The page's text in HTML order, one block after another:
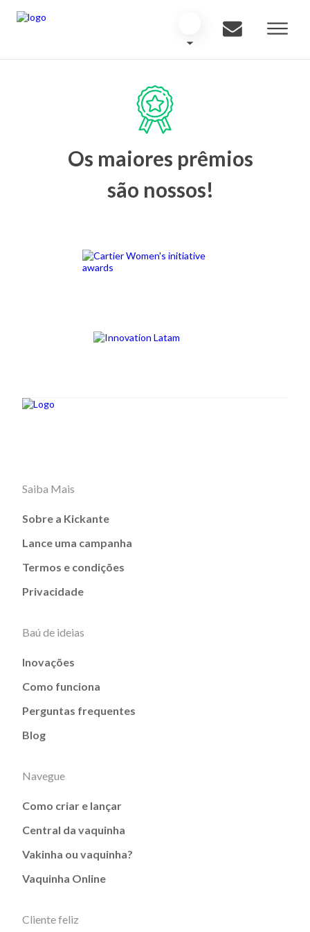
Os maiores prêmios
são nossos!
Saiba Mais
Sobre a Kickante
Lance uma campanha
Termos e condições
Privacidade
Baú de ideias
Inovações
Como funciona
Perguntas frequentes
Blog
Navegue
Como criar e lançar
Central da vaquinha
Vakinha ou vaquinha?
Vaquinha Online
Cliente feliz